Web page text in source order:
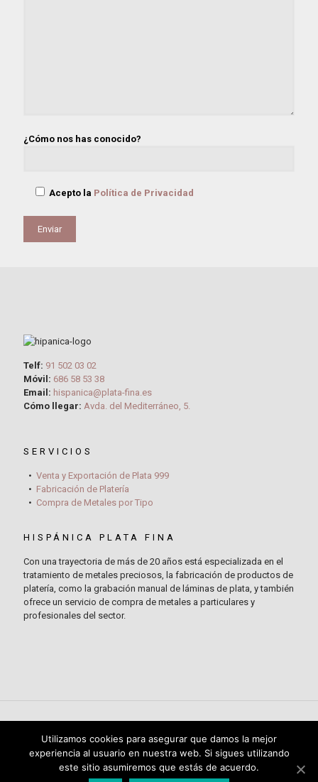
¿Cómo nos has conocido?
Acepto la Política de Privacidad
Telf: 91 502 03 02
Móvil: 686 58 53 38
Email: hispanica@plata-fina.es
Cómo llegar: Avda. del Mediterráneo, 5.
SERVICIOS
Venta y Exportación de Plata 999
Fabricación de Platería
Compra de Metales por Tipo
HISPÁNICA PLATA FINA
Con una trayectoria de más de 20 años está especializada en el
tratamiento de metales preciosos, la fabricación de productos de
platería, como la grabación manual de láminas de plata, y también
ofrece un servicio de compra de metales a particulares y
profesionales del sector.
© 2019 Hispánica Decoración S.L. Todos los derechos
Aviso Legal-Política de Privacidad
Utilizamos cookies para asegurar que damos la mejor
experiencia al usuario en nuestra web. Si sigues utilizando
este sitio asumiremos que estás de acuerdo.